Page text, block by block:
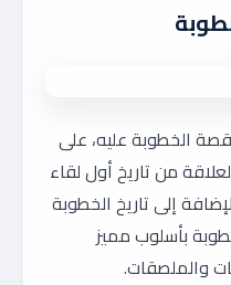
الخطوبة عليه، على
من تاريخ أول لقاء
إلى تاريخ الخطوبة
بأسلوب مميز
والملصقات.